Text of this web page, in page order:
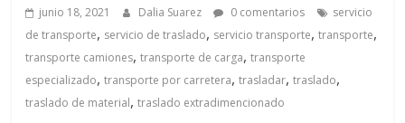
junio 18, 2021 Dalia Suarez 0 comentarios
servicio
de transporte, servicio de traslado, servicio transporte,transporte,
transporte camiones,transporte de carga,transporte
especializado,transporte por carretera,trasladar,traslado,
traslado de material,traslado extradimencionado